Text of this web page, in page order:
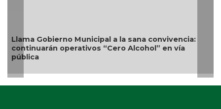
a la sana convivencia:
“Cero Alcohol” en vía
Nueva oferta educativa
competitividad turística